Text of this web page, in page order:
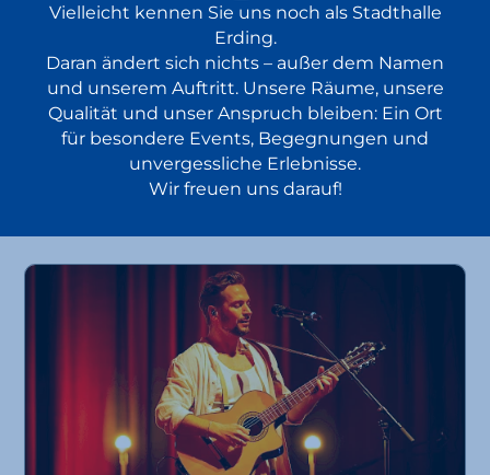
BR Brettl-Spitzen LIVE
in Starbesetzung live vor Ort
Comedy
Volksmusik
25.10.
Vielleicht kennen Sie uns noch als Stadthalle
Erding.
Daran ändert sich nichts – außer dem Namen
und unserem Auftritt. Unsere Räume, unsere
Qualität und unser Anspruch bleiben: Ein Ort
für besondere Events, Begegnungen und
unvergessliche Erlebnisse.
Wir freuen uns darauf!